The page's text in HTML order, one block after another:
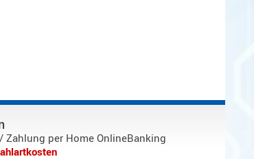
Zahlung per Home OnlineBanking